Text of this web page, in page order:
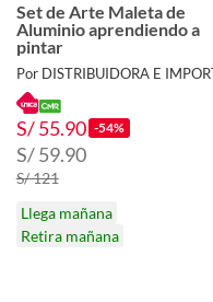
Set de Arte Maleta de
Aluminio aprendiendo a
pintar
S/ 55.90 -54%
S/ 59.90
S/ 121
Llega mañana
Retira mañana